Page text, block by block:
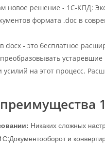
новое решение - 1С-КПД:
формата .doc в
- это бесплатное
на этот процесс.
Никаких сложных
и